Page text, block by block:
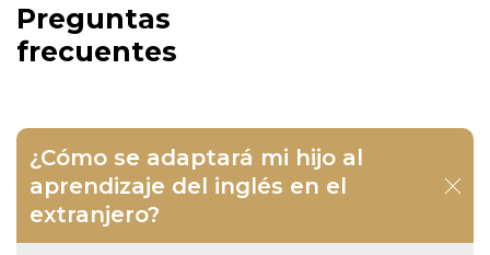
Preguntas
frecuentes
¿Cómo se adaptará mi hijo al
aprendizaje del inglés en el
extranjero?